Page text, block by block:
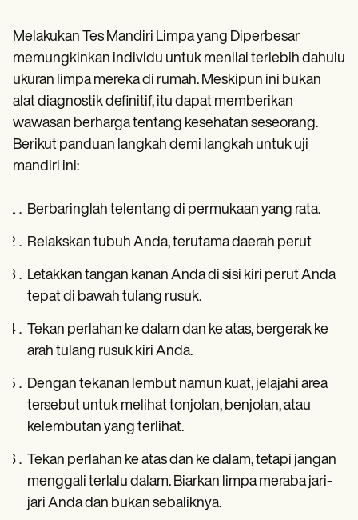
Melakukan Tes Mandiri Limpa yang Diperbesar
memungkinkan individu untuk menilai terlebih dahulu
ukuran limpa mereka di rumah. Meskipun ini bukan
alat diagnostik definitif, itu dapat memberikan
wawasan berharga tentang kesehatan seseorang.
Berikut panduan langkah demi langkah untuk uji
mandiri ini:
Berbaringlah telentang di permukaan yang rata.
Relakskan tubuh Anda, terutama daerah perut
Letakkan tangan kanan Anda di sisi kiri perut Anda
tepat di bawah tulang rusuk.
Tekan perlahan ke dalam dan ke atas, bergerak ke
arah tulang rusuk kiri Anda.
Dengan tekanan lembut namun kuat, jelajahi area
tersebut untuk melihat tonjolan, benjolan, atau
kelembutan yang terlihat.
Tekan perlahan ke atas dan ke dalam, tetapi jangan
menggali terlalu dalam. Biarkan limpa meraba jari-
jari Anda dan bukan sebaliknya.